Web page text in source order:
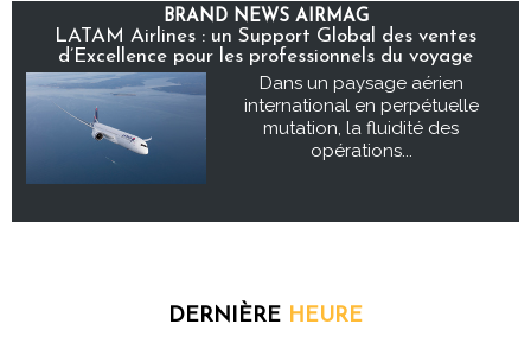
BRAND NEWS AIRMAG
LATAM Airlines : un Support Global des ventes
d’Excellence pour les professionnels du voyage
Dans un paysage aérien
international en perpétuelle
mutation, la fluidité des
opérations...
DERNIÈRE HEURE